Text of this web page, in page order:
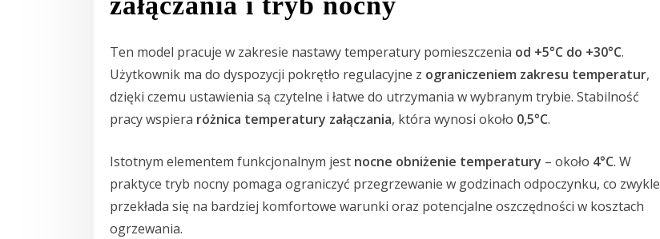
Ten model pracuje w zakresie nastawy temperatury pomieszczenia od +5°C do +30°C.
Użytkownik ma do dyspozycji pokrętło regulacyjne z ograniczeniem zakresu temperatur,
dzięki czemu ustawienia są czytelne i łatwe do utrzymania w wybranym trybie. Stabilność
pracy wspiera różnica temperatury załączania, która wynosi około 0,5°C.
Istotnym elementem funkcjonalnym jest nocne obniżenie temperatury – około 4°C. W
praktyce tryb nocny pomaga ograniczyć przegrzewanie w godzinach odpoczynku, co zwykle
przekłada się na bardziej komfortowe warunki oraz potencjalne oszczędności w kosztach
ogrzewania.